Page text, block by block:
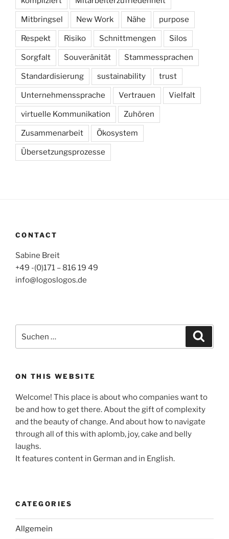
Mitbringsel New Work Nähe purpose
Respekt Risiko Schnittmengen Silos
Sorgfalt Souveränität Stammessprachen
Standardisierung sustainability trust
Unternehmenssprache Vertrauen Vielfalt
virtuelle Kommunikation Zuhören
Zusammenarbeit Ökosystem
Übersetzungsprozesse
CONTACT
Sabine Breit
+49 -(0)171 – 816 19 49
info@logoslogos.de
nach:
ON THIS WEBSITE
Welcome! This place is about who companies want to
be and how to get there. About the gift of complexity
and the beauty of change. And about how to navigate
through all of this with aplomb, joy, cake and belly
laughs.
It features content in German and in English.
CATEGORIES
Allgemein